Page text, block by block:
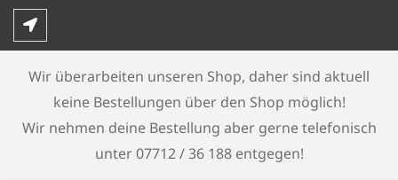
Skip
Wir überarbeiten unseren Shop, daher sind aktuell
keine Bestellungen über den Shop möglich!
Wir nehmen deine Bestellung aber gerne telefonisch
unter 07712 / 36 188 entgegen!